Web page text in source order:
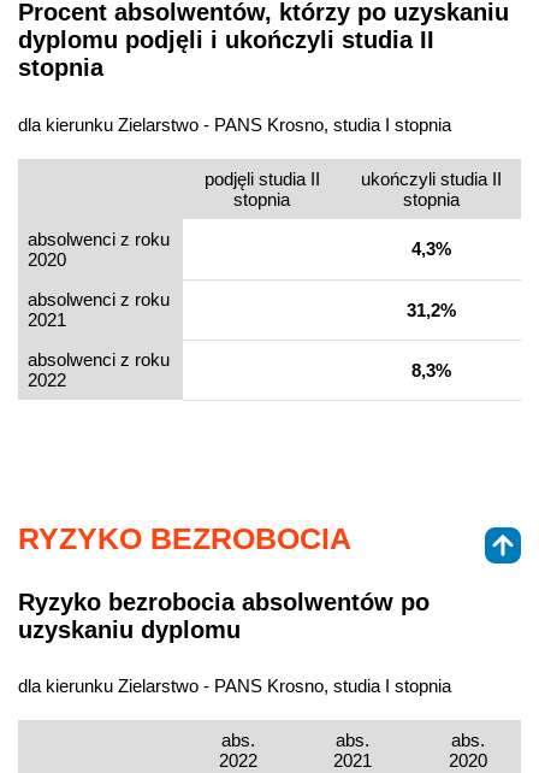
Procent absolwentów, którzy po uzyskaniu
dyplomu podjęli i ukończyli studia II
stopnia
dla kierunku Zielarstwo - PANS Krosno, studia I stopnia
podjęli studia II
stopnia
ukończyli studia II
stopnia
absolwenci z roku
2020
4,3%
absolwenci z roku
2021
31,2%
absolwenci z roku
2022
8,3%
RYZYKO BEZROBOCIA
Ryzyko bezrobocia absolwentów po
uzyskaniu dyplomu
dla kierunku Zielarstwo - PANS Krosno, studia I stopnia
abs.
2022
abs.
2021
abs.
2020